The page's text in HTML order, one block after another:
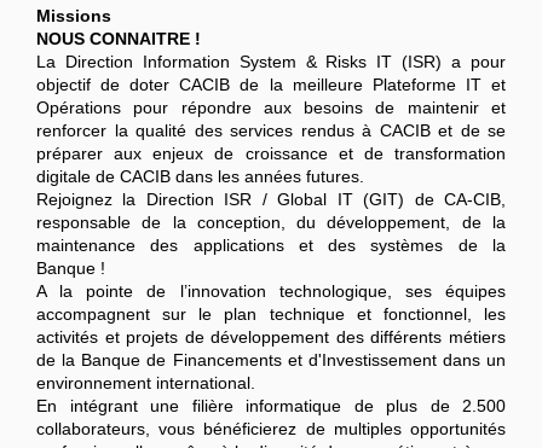
Missions
NOUS CONNAITRE !
La Direction Information System & Risks IT (ISR) a pour
objectif de doter CACIB de la meilleure Plateforme IT et
Opérations pour répondre aux besoins de maintenir et
renforcer la qualité des services rendus à CACIB et de se
préparer aux enjeux de croissance et de transformation
digitale de CACIB dans les années futures.
Rejoignez la Direction ISR / Global IT (GIT) de CA-CIB,
responsable de la conception, du développement, de la
maintenance des applications et des systèmes de la
Banque !
A la pointe de l’innovation technologique, ses équipes
accompagnent sur le plan technique et fonctionnel, les
activités et projets de développement des différents métiers
de la Banque de Financements et d'Investissement dans un
environnement international.
En intégrant une filière informatique de plus de 2.500
collaborateurs, vous bénéficierez de multiples opportunités